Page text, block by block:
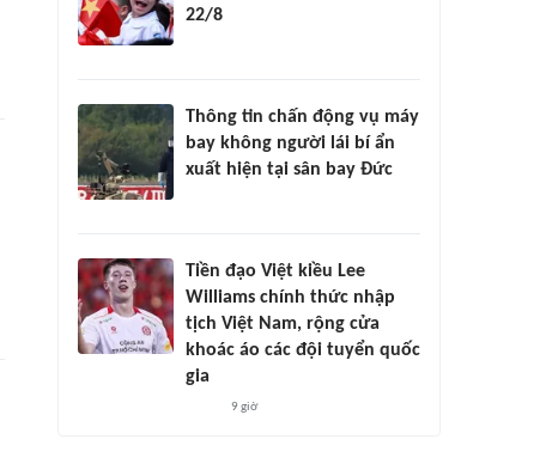
22/8
Thông tin chấn động vụ máy
bay không người lái bí ẩn
xuất hiện tại sân bay Đức
Tiền đạo Việt kiều Lee
Williams chính thức nhập
tịch Việt Nam, rộng cửa
khoác áo các đội tuyển quốc
gia
9 giờ